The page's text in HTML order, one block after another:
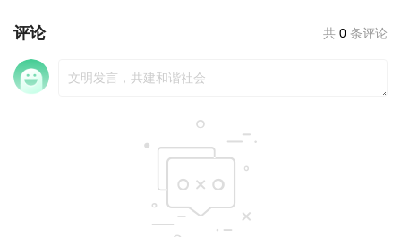
评论 共 0 条评论